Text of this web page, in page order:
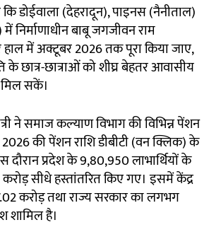
कि डोईवाला (देहरादून), पाइनस (नैनीताल)
निर्माणाधीन बाबू जगजीवन राम
हाल में अक्टूबर 2026 तक पूरा किया जाए,
छात्र-छात्राओं को शीघ्र बेहतर आवासीय
सकें।
ने समाज कल्याण विभाग की विभिन्न पेंशन
की पेंशन राशि डीबीटी (वन क्लिक) के
दौरान प्रदेश के 9,80,950 लाभार्थियों के
सीधे हस्तांतरित किए गए। इसमें केंद्र
करोड़ तथा राज्य सरकार का लगभग
शामिल है।